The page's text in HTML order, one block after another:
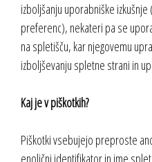
izboljšanju uporabniške
preferenc), nekateri pa se
na spletišču, kar njegovemu
izboljševanju spletne strani in
Kaj je v piškotkih?
Piškotki vsebujejo preproste
enolični identifikator in ime